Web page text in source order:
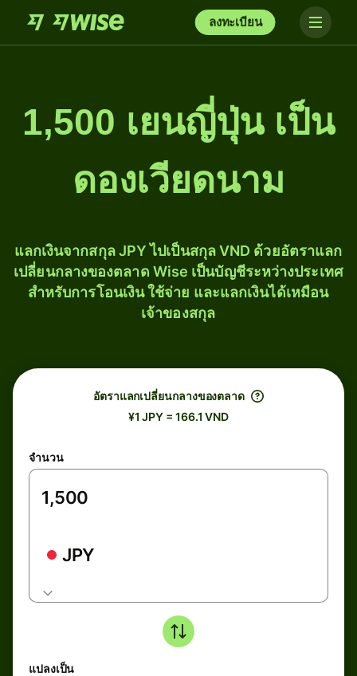
ลงทะเบียน
1,500 เยนญี่ปุ่น เป็น
ดองเวียดนาม
แลกเงินจากสกุล JPY ไปเป็นสกุล VND ด้วยอัตราแลก
เปลี่ยนกลางของตลาด Wise เป็นบัญชีระหว่างประเทศ
สำหรับการโอนเงิน ใช้จ่าย และแลกเงินได้เหมือน
เจ้าของสกุล
อัตราแลกเปลี่ยนกลางของตลาด
¥1 JPY = 166.1 VND
จำนวน
JPY
แปลงเป็น